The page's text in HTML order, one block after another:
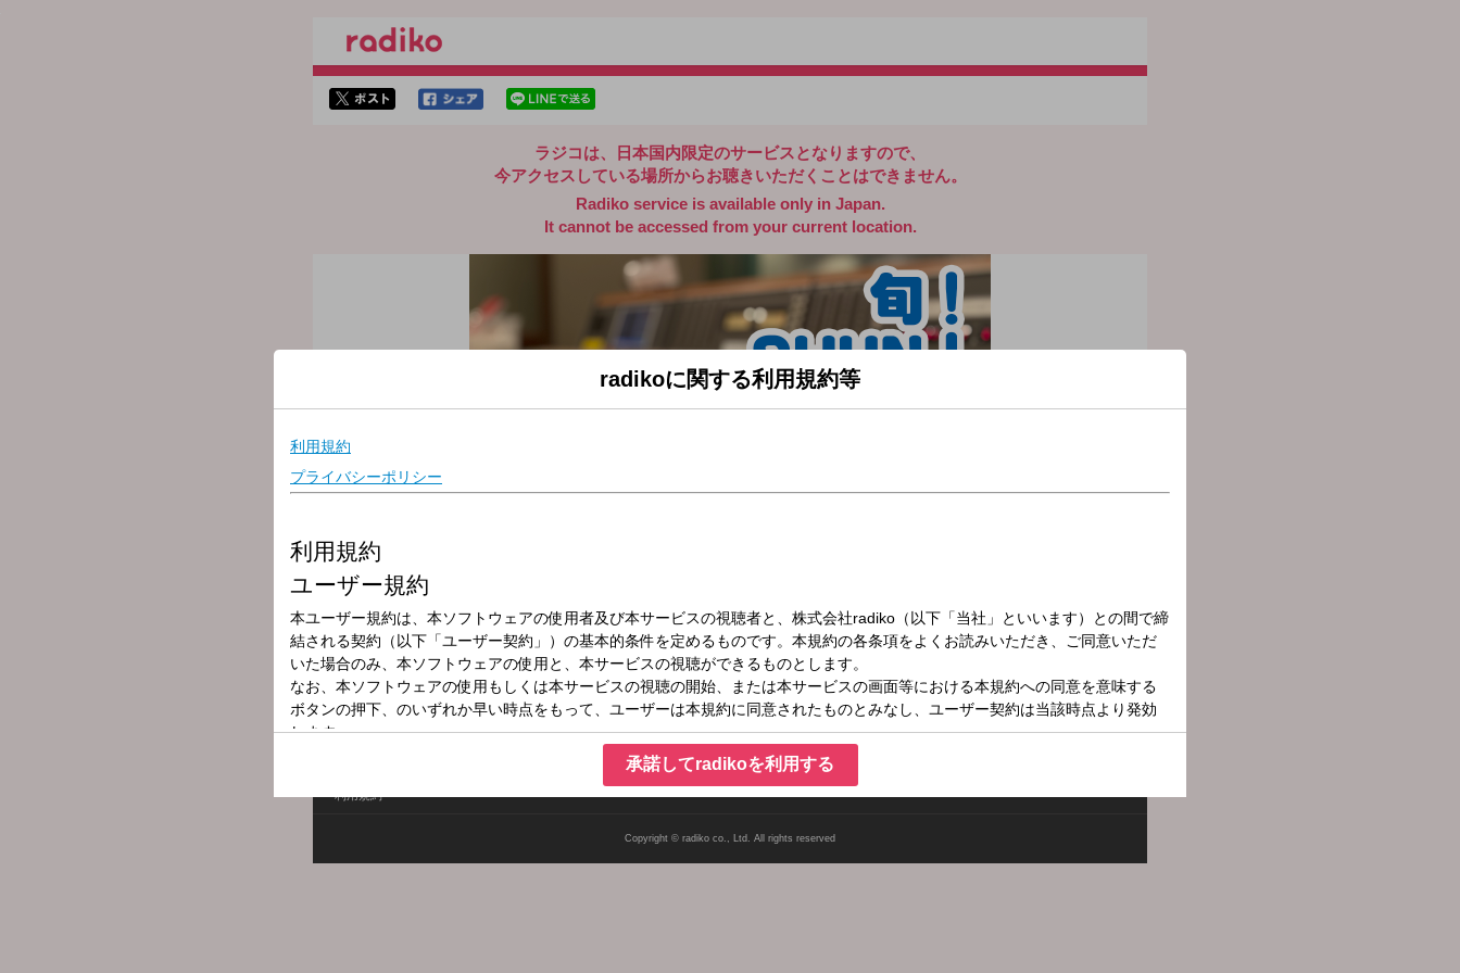
ラジコは、日本国内限定のサービスとなりますので、
今アクセスしている場所からお聴きいただくことはできません。
Radiko service is available only in Japan.
It cannot be accessed from your current location.
放送局
放送時間
2025年12月3日（水）28:45～29:00
番組名
旬！SHUN！ピックアップ
利用規約
Copyright © radiko co., Ltd. All rights reserved
radikoに関する利用規約等
承諾してradikoを利用する